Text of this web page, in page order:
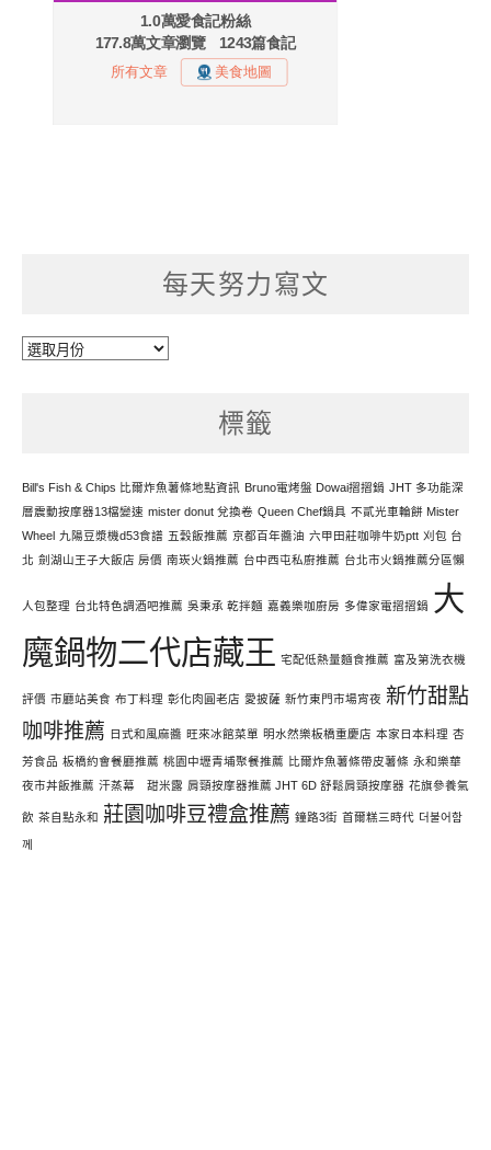
每天努力寫文
每
標籤
Bill's Fish & Chips 比爾炸魚薯條地點資訊 Bruno電烤盤 Dowai摺摺鍋 JHT 多功能深
層震動按摩器13檔變速 mister donut 兌換卷 Queen Chef鍋具 不貳光車輪餅 Mister
Wheel 九陽豆漿機d53食譜 五穀飯推薦 京都百年醬油 六甲田莊咖啡牛奶ptt 刈包 台
北 劍湖山王子大飯店 房價 南崁火鍋推薦 台中西屯私廚推薦 台北市火鍋推薦分區懶
人包整理 台北特色調酒吧推薦 吳秉承 乾拌麵 嘉義樂咖廚房 多偉家電摺摺鍋 大
魔鍋物二代店藏王 宅配低熱量麵食推薦 富及第洗衣機
評價 市廳站美食 布丁料理 彰化肉圓老店 愛披薩 新竹東門市場宵夜 新竹甜點
咖啡推薦 日式和風麻醬 旺來冰館菜單 明水然樂板橋重慶店 本家日本料理 杏
芳食品 板橋約會餐廳推薦 桃園中壢青埔聚餐推薦 比爾炸魚薯條帶皮薯條 永和樂華
夜市丼飯推薦 汗蒸幕 甜米露 肩頸按摩器推薦 JHT 6D 舒鬆肩頸按摩器 花旗參養氣
飲 茶自點永和 莊園咖啡豆禮盒推薦 鐘路3街 首爾糕三時代 더불어함
께